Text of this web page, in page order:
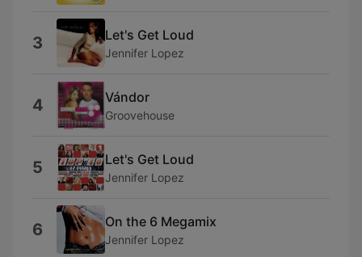
3 Let's Get Loud
Jennifer Lopez
4 Vándor
Groovehouse
5 Let's Get Loud
Jennifer Lopez
6 On the 6 Megamix
Jennifer Lopez